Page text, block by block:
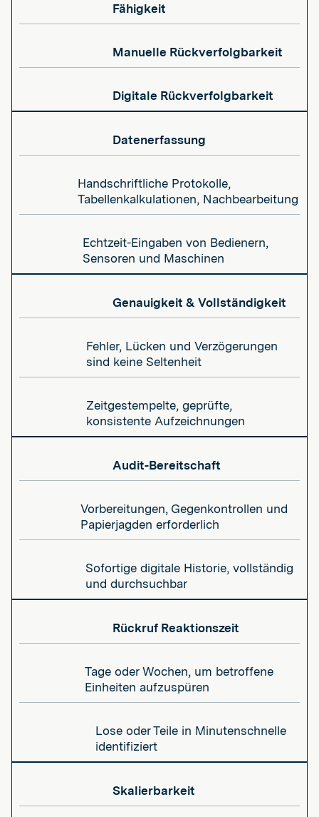
Fähigkeit
Manuelle Rückverfolgbarkeit
Digitale Rückverfolgbarkeit
Datenerfassung
Handschriftliche Protokolle,
Tabellenkalkulationen, Nachbearbeitung
Echtzeit-Eingaben von Bedienern,
Sensoren und Maschinen
Genauigkeit & Vollständigkeit
Fehler, Lücken und Verzögerungen
sind keine Seltenheit
Zeitgestempelte, geprüfte,
konsistente Aufzeichnungen
Audit-Bereitschaft
Vorbereitungen, Gegenkontrollen und
Papierjagden erforderlich
Sofortige digitale Historie, vollständig
und durchsuchbar
Rückruf Reaktionszeit
Tage oder Wochen, um betroffene
Einheiten aufzuspüren
Lose oder Teile in Minutenschnelle
identifiziert
Skalierbarkeit